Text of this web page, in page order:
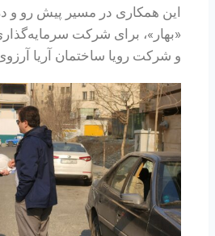
این همکاری در مسیر پیش رو و
«بهار»، برای شرکت
و شرکت رویا ساختمان آریا